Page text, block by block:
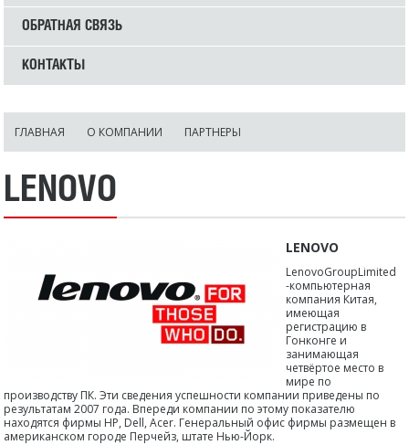
ОБРАТНАЯ СВЯЗЬ
КОНТАКТЫ
ГЛАВНАЯ О КОМПАНИИ ПАРТНЕРЫ
LENOVO
LENOVO
LenovoGroupLimited
-компьютерная
компания Китая,
имеющая
регистрацию в
Гонконге и
занимающая
четвёртое место в
мире по
производству ПК. Эти сведения успешности компании приведены по
результатам 2007 года. Впереди компании по этому показателю
находятся фирмы HP, Dell, Acer. Генеральный офис фирмы размещен в
американском городе Перчейз, штате Нью-Йорк.